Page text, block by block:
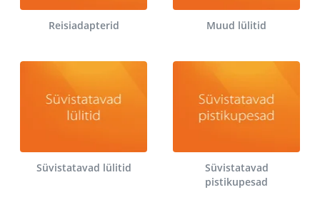
Reisiadapterid Muud lülitid
Süvistatavad lülitid
Süvistatavad
pistikupesad